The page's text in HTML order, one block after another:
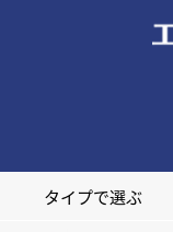
タイプで選ぶ